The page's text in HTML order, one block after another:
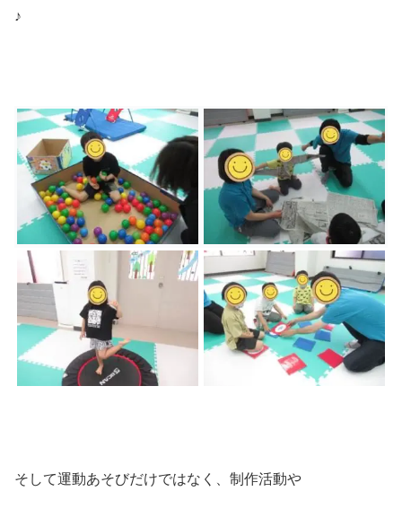
♪
そして運動あそびだけではなく、制作活動や